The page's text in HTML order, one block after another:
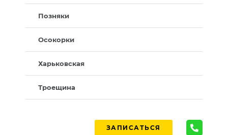
Позняки
Осокорки
Харьковская
Троещина
ЗАПИСАТЬСЯ